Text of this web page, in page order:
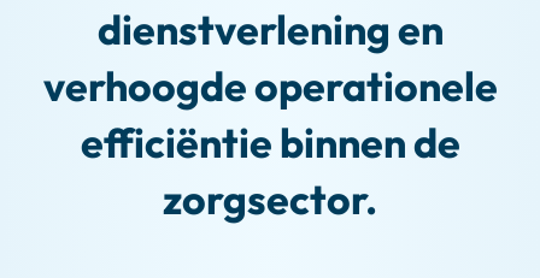
dienstverlening en
verhoogde operationele
efficiëntie binnen de
zorgsector.